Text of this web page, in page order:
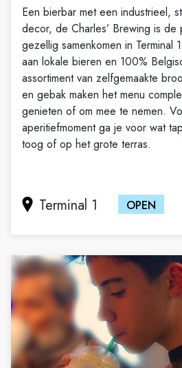
Een bierbar met een industrieel,
decor, de Charles’ Brewing is
gezellig samenkomen in Terminal
aan lokale bieren en 100%
assortiment van zelfgemaakte
en gebak maken het menu
genieten of om mee te nemen.
aperitiefmoment ga je voor wat
toog of op het grote terras.
Terminal 1 OPEN